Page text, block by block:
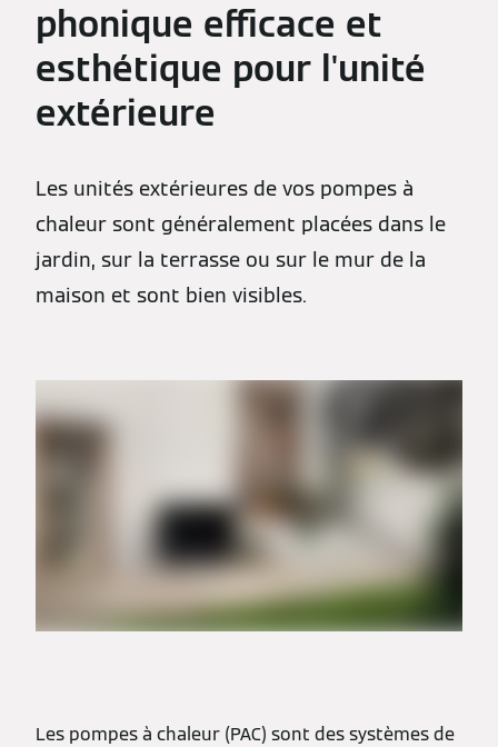
phonique efficace et
esthétique pour l'unité
extérieure
Les unités extérieures de vos pompes à
chaleur sont généralement placées dans le
jardin, sur la terrasse ou sur le mur de la
maison et sont bien visibles.
Les pompes à chaleur (PAC) sont des systèmes de